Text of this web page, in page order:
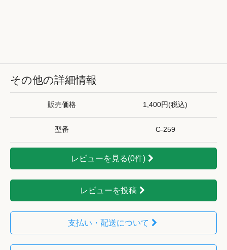
その他の詳細情報
販売価格 1,400円(税込)
型番 C-259
レビューを見る(0件)
レビューを投稿
支払い・配送について